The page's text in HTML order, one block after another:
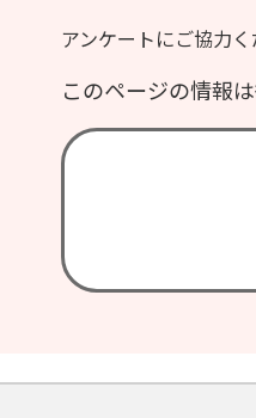
アンケートにご協力
このページの情報